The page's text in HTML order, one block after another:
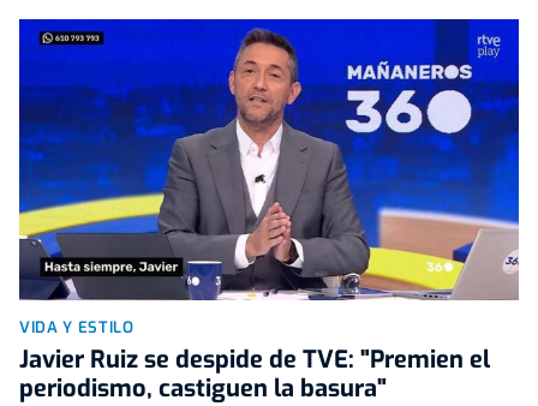
VIDA Y ESTILO
Javier Ruiz se despide de TVE: "Premien el
periodismo, castiguen la basura"